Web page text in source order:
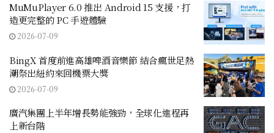
MuMuPlayer 6.0 推出 Android 15 支援，打
造更完整的 PC 手遊體驗
2026-07-09
BingX 首度前進高雄啤酒音樂節 結合瘋世足熱
潮祭出紐約來回機票大獎
2026-07-09
廣汽集團上半年增長勢能強勁，全球化進程再
上新台階